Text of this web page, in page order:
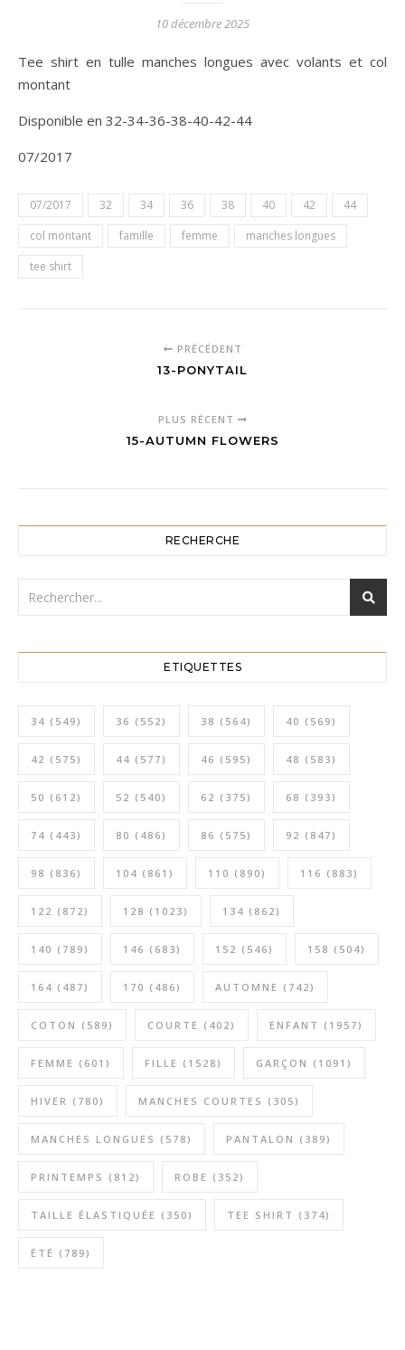
10 décembre 2025
Tee shirt en tulle manches longues avec volants et col
montant
Disponible en 32-34-36-38-40-42-44
07/2017
07/2017 32 34 36 38 40 42
44
col montant
famille femme
manches longues
tee shirt
PRÉCÉDENT
13-PONYTAIL
PLUS RÉCENT
15-AUTUMN FLOWERS
RECHERCHE
ETIQUETTES
34 (549) 36 (552) 38 (564) 40 (569)
42 (575) 44 (577) 46 (595) 48 (583)
50 (612) 52 (540) 62 (375) 68 (393)
74 (443) 80 (486) 86 (575) 92 (847)
98 (836) 104 (861) 110 (890) 116 (883)
122 (872) 128 (1023) 134 (862)
140 (789) 146 (683) 152 (546) 158 (504)
164 (487) 170 (486) AUTOMNE (742)
COTON (589) COURTE (402) ENFANT (1957)
FEMME (601) FILLE (1528) GARÇON (1091)
HIVER (780) MANCHES COURTES (305)
MANCHES LONGUES (578) PANTALON (389)
PRINTEMPS (812) ROBE (352)
TAILLE ÉLASTIQUÉE (350) TEE SHIRT (374)
ÉTÉ (789)